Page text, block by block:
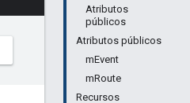
Atributos
públicos
Atributos públicos
mEvent
mRoute
Recursos